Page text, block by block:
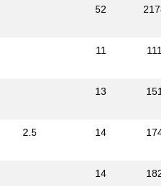
52
11
13
2.5 14
14